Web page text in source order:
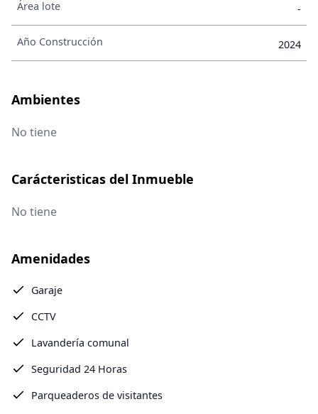
Área lote -
Año Construcción 2024
Ambientes
No tiene
Carácteristicas del Inmueble
No tiene
Amenidades
Garaje
CCTV
Lavandería comunal
Seguridad 24 Horas
Parqueaderos de visitantes